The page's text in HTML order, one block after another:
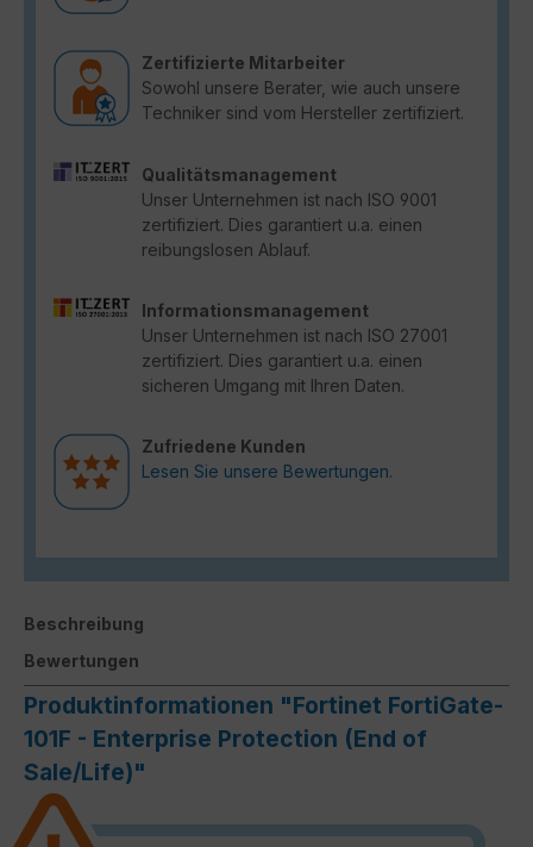
Zertifizierte Mitarbeiter
Sowohl unsere Berater, wie auch unsere
Techniker sind vom Hersteller zertifiziert.
Qualitätsmanagement
Unser Unternehmen ist nach ISO 9001
zertifiziert. Dies garantiert u.a. einen
reibungslosen Ablauf.
Informationsmanagement
Unser Unternehmen ist nach ISO 27001
zertifiziert. Dies garantiert u.a. einen
sicheren Umgang mit Ihren Daten.
Zufriedene Kunden
Lesen Sie unsere Bewertungen.
Beschreibung
Bewertungen
Produktinformationen "Fortinet FortiGate-
101F - Enterprise Protection (End of
Sale/Life)"